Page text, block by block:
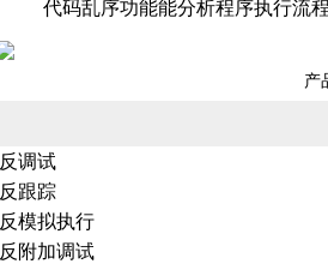
代码乱序功能能分析程序执行流
产
反调试
反跟踪
反模拟执行
反附加调试